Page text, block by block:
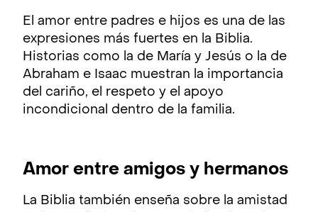
El amor entre padres e hijos es una de las
expresiones más fuertes en la Biblia.
Historias como la de María y Jesús o la de
Abraham e Isaac muestran la importancia
del cariño, el respeto y el apoyo
incondicional dentro de la familia.
Amor entre amigos y hermanos
La Biblia también enseña sobre la amistad